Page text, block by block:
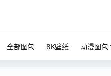
全部图包 8K壁纸 动漫图包